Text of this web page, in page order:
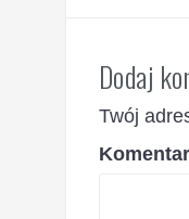
Dodaj
Twój